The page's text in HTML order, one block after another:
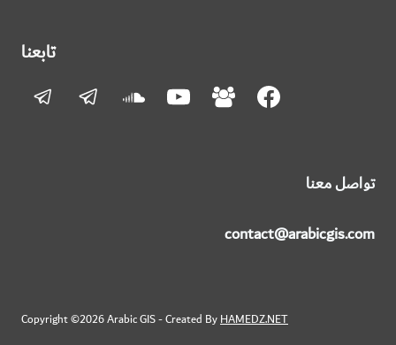
تابعنا
تواصل معنا
contact@arabicgis.com
Copyright ©2026 Arabic GIS - Created ByHAMEDZ.NET